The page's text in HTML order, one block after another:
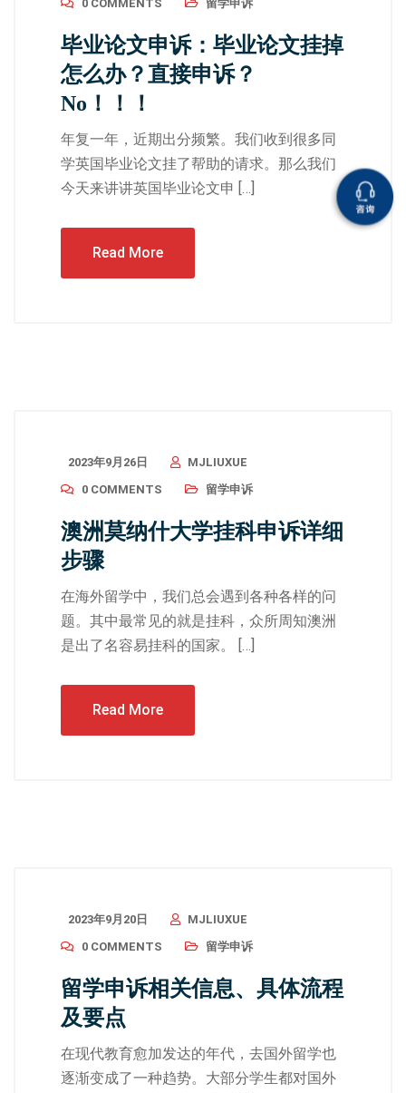
0 COMMENTS 留学申诉
毕业论文申诉：毕业论文挂掉
怎么办？直接申诉？
No！！！
年复一年，近期出分频繁。我们收到很多同
学英国毕业论文挂了帮助的请求。那么我们
今天来讲讲英国毕业论文申 […]
Read More
2023年9月26日
MJLIUXUE
0 COMMENTS
留学申诉
澳洲莫纳什大学挂科申诉详细
步骤
在海外留学中，我们总会遇到各种各样的问
题。其中最常见的就是挂科，众所周知澳洲
是出了名容易挂科的国家。 […]
Read More
2023年9月20日
MJLIUXUE
0 COMMENTS
留学申诉
留学申诉相关信息、具体流程
及要点
在现代教育愈加发达的年代，去国外留学也
逐渐变成了一种趋势。大部分学生都对国外